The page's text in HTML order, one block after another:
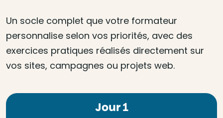
Un socle complet que votre formateur
personnalise selon vos priorités, avec des
exercices pratiques réalisés directement sur
vos sites, campagnes ou projets web.
Jour 1